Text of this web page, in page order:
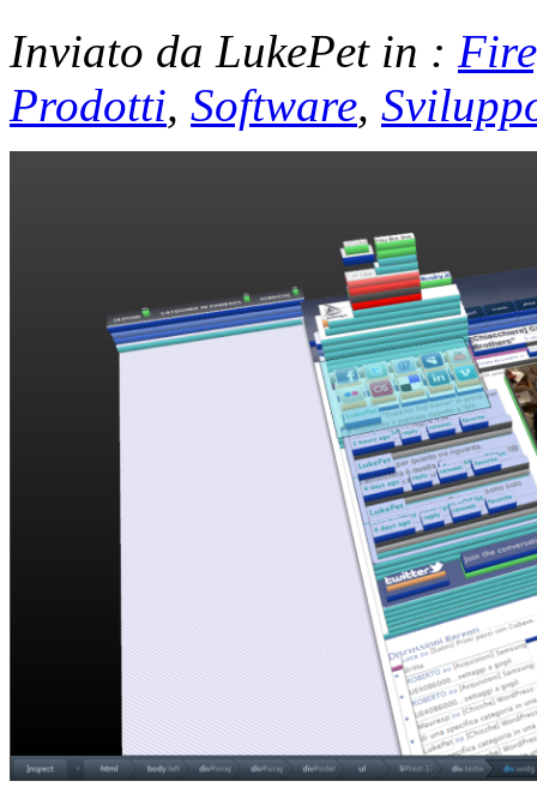
Inviato da LukePet in :
Prodotti, Software,